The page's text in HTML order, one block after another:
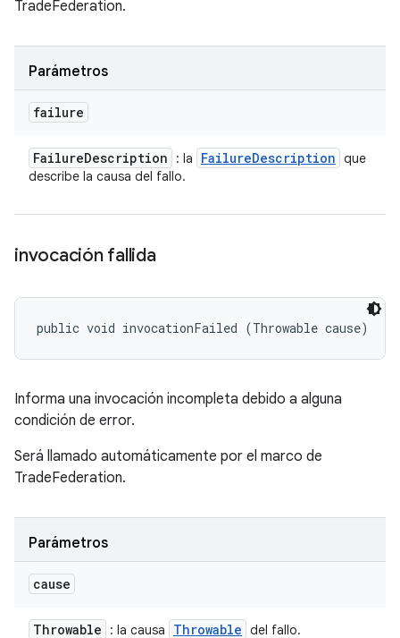
TradeFederation.
Parámetros
failure
FailureDescription : la FailureDescription que
describe la causa del fallo.
invocación fallida
public void invocationFailed (Throwable cause)
Informa una invocación incompleta debido a alguna
condición de error.
Será llamado automáticamente por el marco de
TradeFederation.
Parámetros
cause
Throwable : la causa Throwable del fallo.